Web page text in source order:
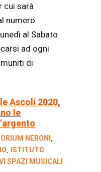
cui sarà
numero
al Sabato
ad ogni
di
Ascoli 2020,
le
NERONI ,
, ISTITUTO
SPAZI MUSICALI